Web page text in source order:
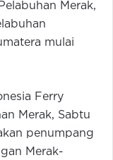
Merak,
mulai
Ferry
Merak, Sabtu
penumpang
Merak-